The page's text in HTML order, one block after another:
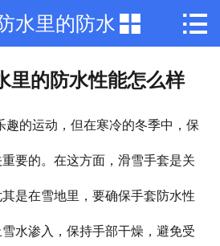
 网站首页
厂房厂景
水里的防水
怎么样
 
里的防水性能怎么样
趣的运动，但在寒冷的冬季中，保
要的。在这方面，滑雪手套是关
是在雪地里，要确保手套防水性
水渗入，保持手部干燥，避免受